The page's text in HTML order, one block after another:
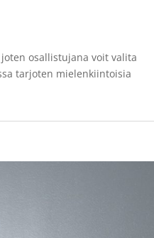
osallistujana voit valita
tarjoten mielenkiintoisia